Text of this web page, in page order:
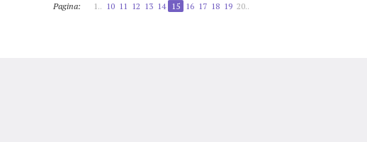
Pagina: 1.. 10 11 12 13 14 15 16 17 18 19 20..